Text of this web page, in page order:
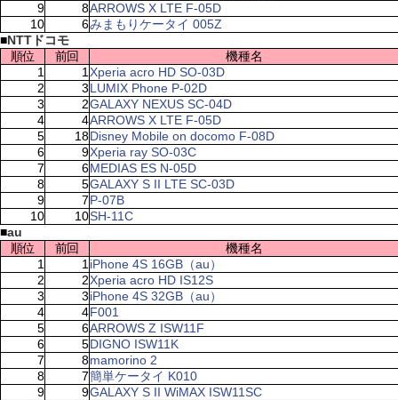
9
8ARROWS X LTE F-05D
10
6みまもりケータイ 005Z
■NTTドコモ
順位
前回
機種名
1
1 Xperia acro HD SO-03D
2
3LUMIX Phone P-02D
3
2GALAXY NEXUS SC-04D
4
4ARROWS X LTE F-05D
5
18Disney Mobile on docomo F-08D
6
9Xperia ray SO-03C
7
6MEDIAS ES N-05D
8
5GALAXY S II LTE SC-03D
9
7P-07B
10
10SH-11C
■au
順位
前回
機種名
1
1 iPhone 4S 16GB（au）
2
2Xperia acro HD IS12S
3
3iPhone 4S 32GB（au）
4
4F001
5
6ARROWS Z ISW11F
6
5DIGNO ISW11K
7
8mamorino 2
8
7簡単ケータイ K010
9
9GALAXY S II WiMAX ISW11SC